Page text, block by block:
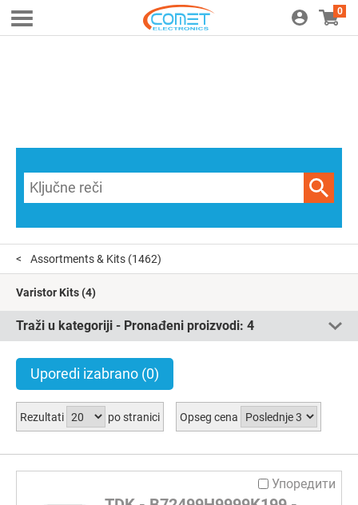
0
Assortments & Kits (1462)
Varistor Kits(4)
Traži u kategoriji - Pronađeni proizvodi: 4
Uporedi izabrano (0)
Rezultati po stranici Opseg cena
Упоредити